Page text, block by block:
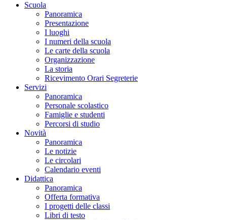
Scuola
Panoramica
Presentazione
I luoghi
I numeri della scuola
Le carte della scuola
Organizzazione
La storia
Ricevimento Orari Segreterie
Servizi
Panoramica
Personale scolastico
Famiglie e studenti
Percorsi di studio
Novità
Panoramica
Le notizie
Le circolari
Calendario eventi
Didattica
Panoramica
Offerta formativa
I progetti delle classi
Libri di testo